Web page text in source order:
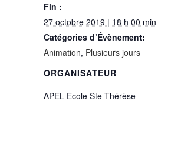
Fin :
27 octobre 2019 | 18 h 00 min
Catégories d’Évènement:
Animation, Plusieurs jours
ORGANISATEUR
APEL Ecole Ste Thérèse